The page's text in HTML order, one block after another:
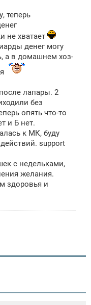
теперь
не хватает
денег могу
а в домашнем хоз-
лапары. 2
без
опять что-то
и Б нет.
к МК, буду
support
с недельками,
желания.
здоровья и